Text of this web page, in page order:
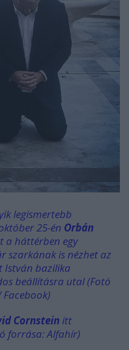
legismertebb
25-én Orbán
a háttérben egy
szarkának is nézhet az
István bazilika
beállításra utal (Fotó
Cornsteinitt
forrása: Alfahír)